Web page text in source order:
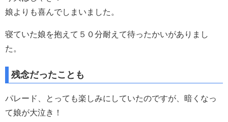
娘よりも喜んでしまいました。
寝ていた娘を抱えて５０分耐えて待ったかいがありまし
た。
残念だったことも
パレード、とっても楽しみにしていたのですが、暗くなっ
て娘が大泣き！